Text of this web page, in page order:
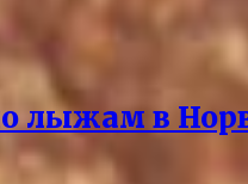
лыжам в